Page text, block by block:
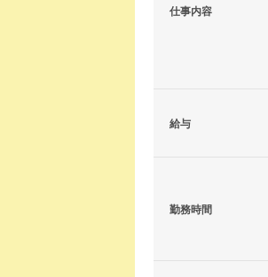
仕事内容
給与
勤務時間